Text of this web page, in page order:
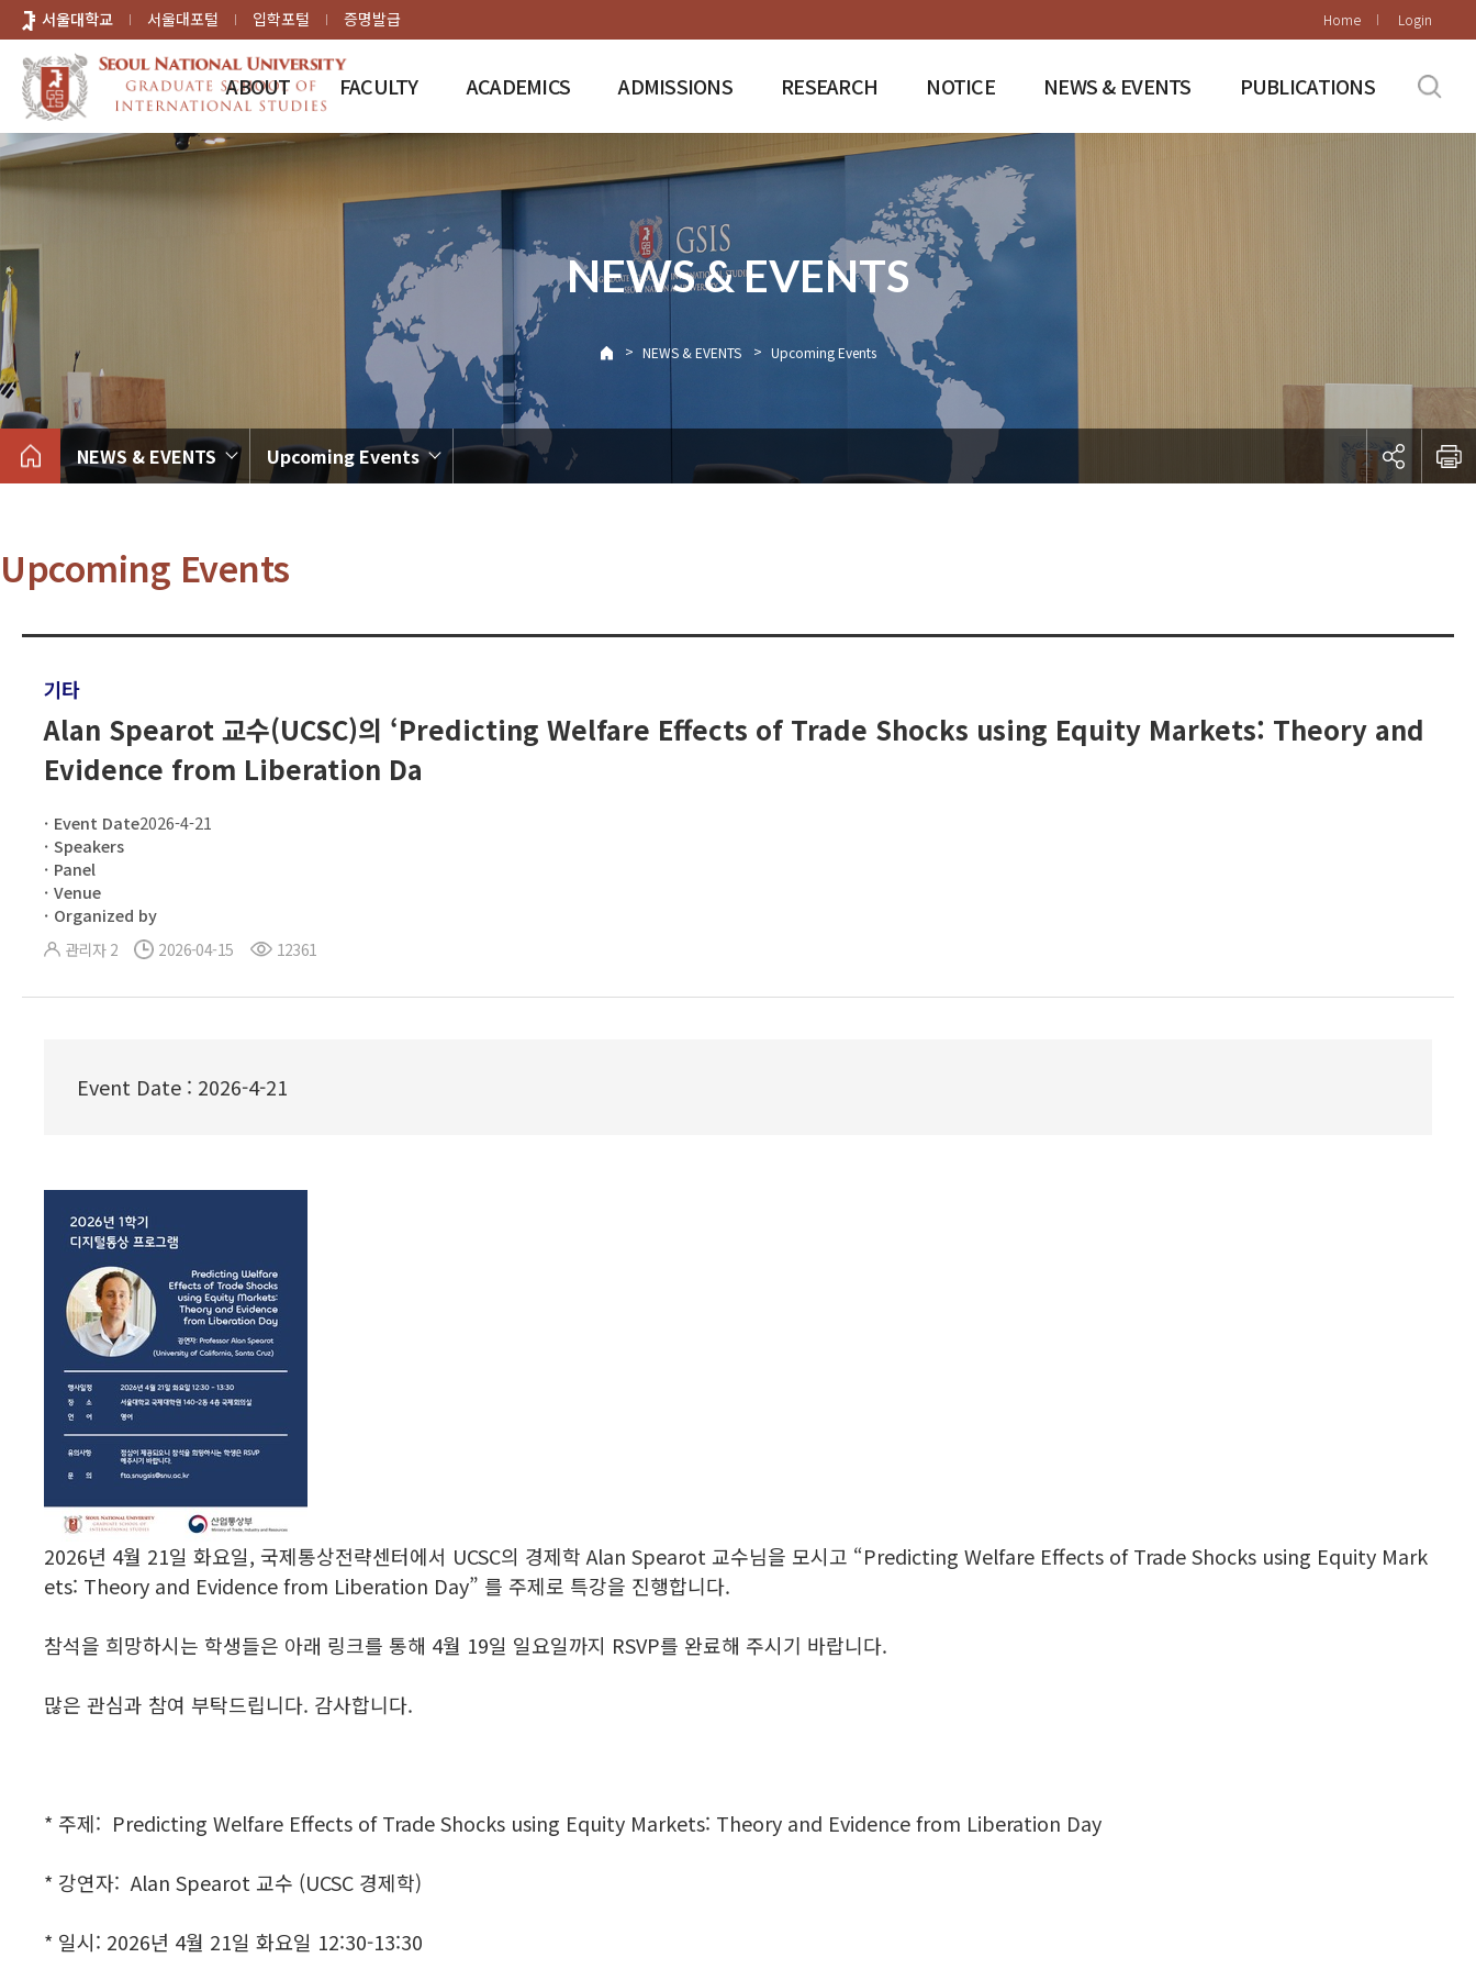
바로가기
메뉴
서울대학교 서울대포털 입학포털 증명발급 Home Login
ABOUT FACULTY ACADEMICS ADMISSIONS RESEARCH NOTICE NEWS & EVENTS PUBLICATIONS
NEWS & EVENTS
> NEWS & EVENTS > Upcoming Events
NEWS & EVENTS Upcoming Events
Upcoming Events
기타
Alan Spearot 교수(UCSC)의 ‘Predicting Welfare Effects of Trade Shocks using Equity Markets: Theory and
Evidence from Liberation Da
Event Date2026-4-21
Speakers
Panel
Venue
Organized by
관리자 2 2026-04-15 12361
Event Date : 2026-4-21
2026년 4월 21일 화요일, 국제통상전략센터에서 UCSC의 경제학 Alan Spearot 교수님을 모시고 “Predicting Welfare Effects of Trade Shocks using Equity Mark
ets: Theory and Evidence from Liberation Day” 를 주제로 특강을 진행합니다.
참석을 희망하시는 학생들은 아래 링크를 통해 4월 19일 일요일까지 RSVP를 완료해 주시기 바랍니다.
많은 관심과 참여 부탁드립니다. 감사합니다.
* 주제: Predicting Welfare Effects of Trade Shocks using Equity Markets: Theory and Evidence from Liberation Day
* 강연자: Alan Spearot 교수 (UCSC 경제학)
* 일시: 2026년 4월 21일 화요일 12:30-13:30